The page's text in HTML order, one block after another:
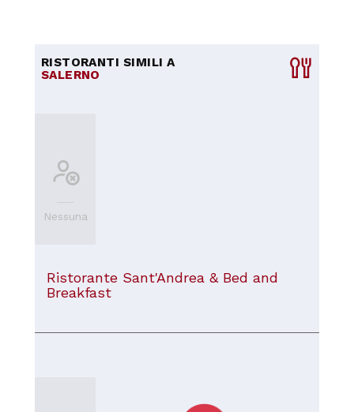
RISTORANTI SIMILI A
SALERNO
Nessuna
Ristorante Sant'Andrea & Bed and
Breakfast